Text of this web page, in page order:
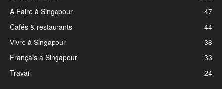
A Faire à Singapour
47
Cafés & restaurants
44
Vivre à Singapour
38
Français à Singapour
33
Travail
24